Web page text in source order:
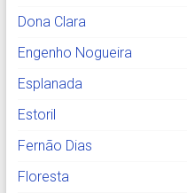
Dona Clara
Engenho Nogueira
Esplanada
Estoril
Fernão Dias
Floresta